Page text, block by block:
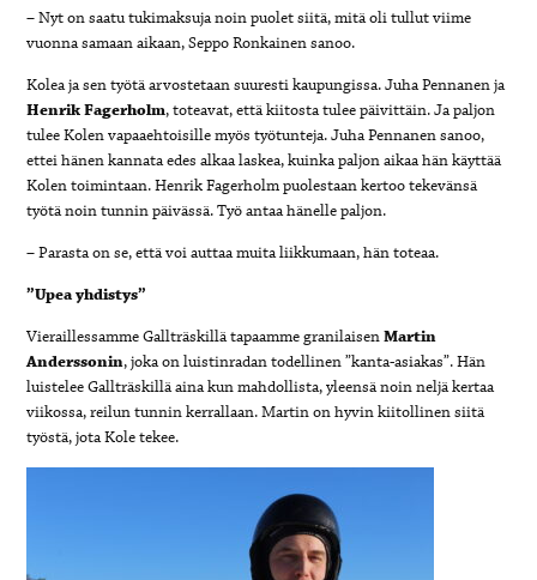
– Nyt on saatu tukimaksuja noin puolet siitä, mitä oli tullut viime
vuonna samaan aikaan, Seppo Ronkainen sanoo.
Kolea ja sen työtä arvostetaan suuresti kaupungissa. Juha Pennanen ja
Henrik Fagerholm, toteavat, että kiitosta tulee päivittäin. Ja paljon
tulee Kolen vapaaehtoisille myös työtunteja. Juha Pennanen sanoo,
ettei hänen kannata edes alkaa laskea, kuinka paljon aikaa hän käyttää
Kolen toimintaan. Henrik Fagerholm puolestaan kertoo tekevänsä
työtä noin tunnin päivässä. Työ antaa hänelle paljon.
– Parasta on se, että voi auttaa muita liikkumaan, hän toteaa.
”Upea yhdistys”
Vieraillessamme Gallträskillä tapaamme granilaisenMartin
Anderssonin, joka on luistinradan todellinen ”kanta-asiakas”. Hän
luistelee Gallträskillä aina kun mahdollista, yleensä noin neljä kertaa
viikossa, reilun tunnin kerrallaan. Martin on hyvin kiitollinen siitä
työstä, jota Kole tekee.